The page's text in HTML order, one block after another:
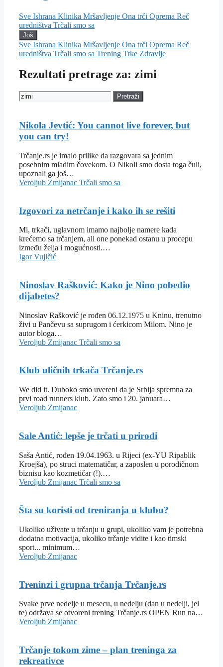
Sve Ishrana Klinika Mršavljenje Ona trči Oprema Reč
uredništva Trčali smo sa
Još
Sve Ishrana Klinika Mršavljenje Ona trči Oprema Reč
uredništva Trčali smo sa Trening Trke Zdravlje
Rezultati pretrage za: zimi
Pretraži
Nikola Jevtić: You cannot live forever, but
you can try!
Trčanje.rs je imalo prilike da razgovara sa jednim
posebnim mladim čovekom. O Nikoli smo dosta toga čuli,
upoznali ga još…
Veroljub Zmijanac Trčali smo sa
Izgovori za netrčanje i kako ih se rešiti
Mi, trkači, uglavnom imamo najbolje namere kada
krećemo sa trčanjem, ali one ponekad ostanu u procepu
između želja i mogućnosti.…
Igor Vujičić
Ninoslav Rašković: Kako je Nino pobedio
dijabetes?
Ninoslav Rašković je rođen 06.12.1975 u Kninu, trenutno
živi u Pančevu sa suprugom i ćerkicom Milom. Nino je
autor bloga…
Veroljub Zmijanac Trčali smo sa
Klub uličnih trkača Trčanje.rs
We did it. Duboko smo uvereni da je Srbija spremna za
prvi road runners klub. Zato smo i 20. januara…
Veroljub Zmijanac
Sale Antić: lepše je trčati u prirodi
Saša Antić, rođen 19.04.1963. u Rijeci (ex-YU Ripablik
Kroejša), po struci matematičar, a zaposlen u porodičnom
biznisu kao kozmetičar (!).…
Veroljub Zmijanac Trčali smo sa
Šta su koristi od treniranja u klubu?
Ukoliko uživate u trčanju u grupi, ukoliko vam je potrebna
dodatna motivacija, ukoliko trčanje vidite i kao timski
sport... minimum…
Veroljub Zmijanac
Treninzi i grupna trčanja Trčanje.rs
Svake prve nedelje u mesecu, u nedelju (dan u nedelji, jel
te) održava se otvoreni trening Trčanje.rs OPEN Run na…
Veroljub Zmijanac
Trčanje tokom zime – plan treninga za
rekreativce